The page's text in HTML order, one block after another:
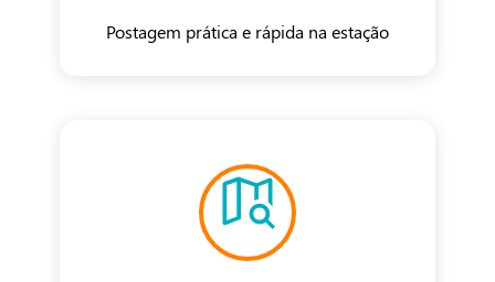
Postagem prática e rápida na estação